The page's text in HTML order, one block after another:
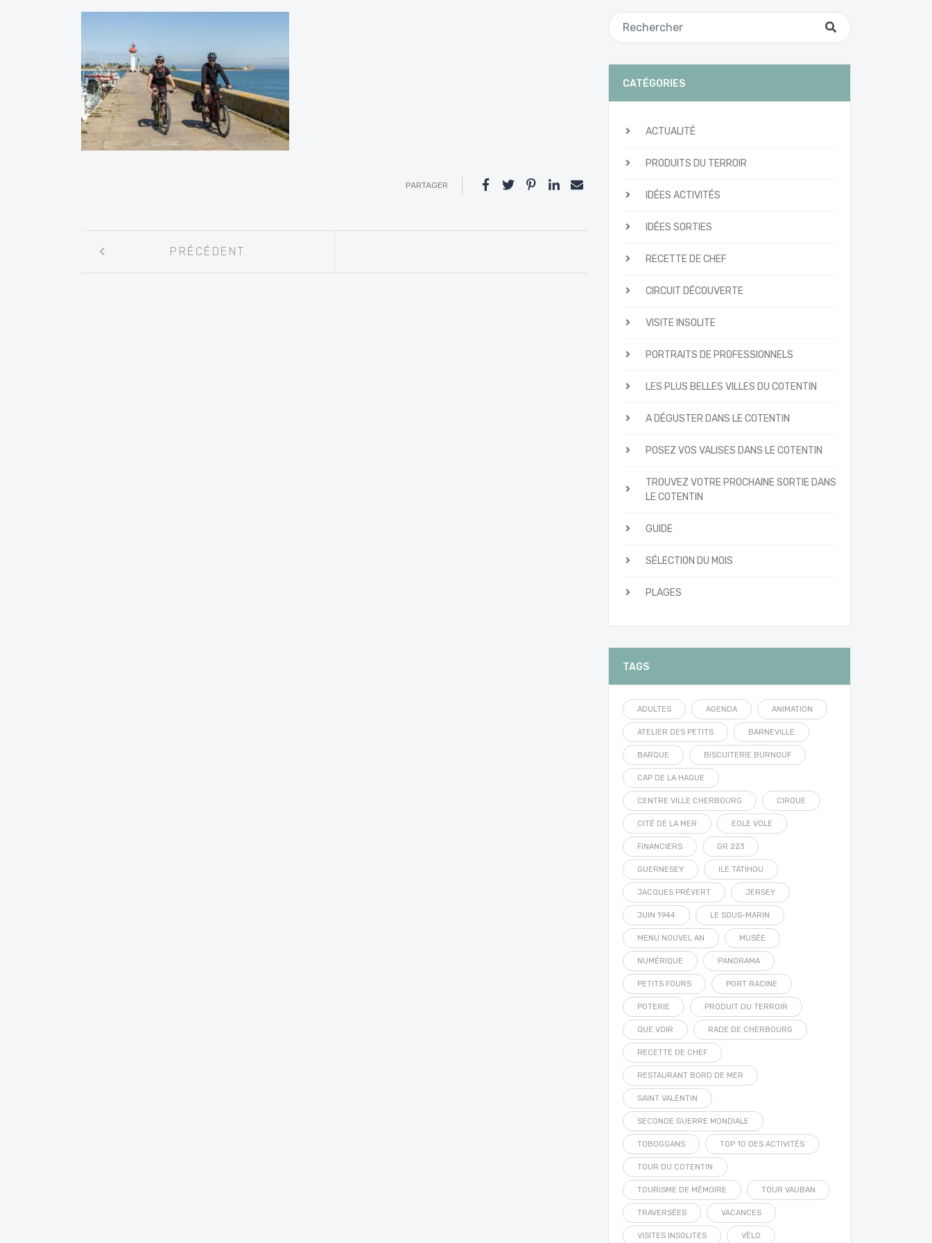
PARTAGER
entre
PRÉCÉDENT
CATÉGORIES
ACTUALITÉ
PRODUITS DU TERROIR
IDÉES ACTIVITÉS
IDÉES SORTIES
RECETTE DE CHEF
CIRCUIT DÉCOUVERTE
VISITE INSOLITE
PORTRAITS DE PROFESSIONNELS
LES PLUS BELLES VILLES DU COTENTIN
A DÉGUSTER DANS LE COTENTIN
POSEZ VOS VALISES DANS LE COTENTIN
TROUVEZ VOTRE PROCHAINE SORTIE DANS
LE COTENTIN
GUIDE
SÉLECTION DU MOIS
PLAGES
TAGS
ADULTES AGENDA ANIMATION
ATELIER DES PETITS BARNEVILLE
BARQUE BISCUITERIE BURNOUF
CAP DE LA HAGUE
CENTRE VILLE CHERBOURG CIRQUE
CITÉ DE LA MER EOLE VOLE
FINANCIERS GR 223
GUERNESEY ILE TATIHOU
JACQUES PRÉVERT JERSEY
JUIN 1944 LE SOUS-MARIN
MENU NOUVEL AN MUSÉE
NUMÉRIQUE PANORAMA
PETITS FOURS PORT RACINE
POTERIE PRODUIT DU TERROIR
QUE VOIR RADE DE CHERBOURG
RECETTE DE CHEF
RESTAURANT BORD DE MER
SAINT VALENTIN
SECONDE GUERRE MONDIALE
TOBOGGANS TOP 10 DES ACTIVITÉS
TOUR DU COTENTIN
TOURISME DE MÉMOIRE TOUR VAUBAN
TRAVERSÉES VACANCES
VISITES INSOLITES VÉLO